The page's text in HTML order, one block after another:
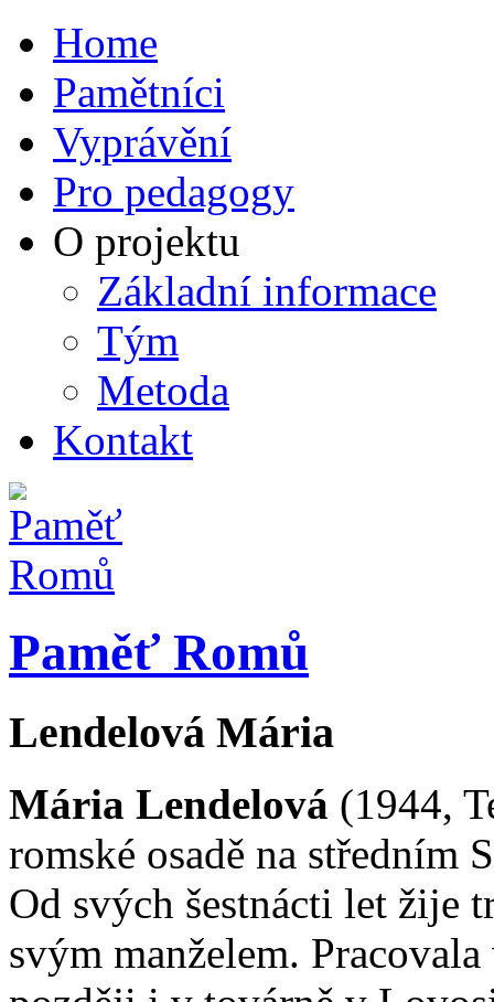
Home
Pamětníci
Vyprávění
Pro pedagogy
O projektu
Základní informace
Tým
Metoda
Kontakt
Paměť Romů
Lendelová Mária
Mária Lendelová (1944,
romské osadě na středním
Od svých šestnácti let žije
svým manželem.